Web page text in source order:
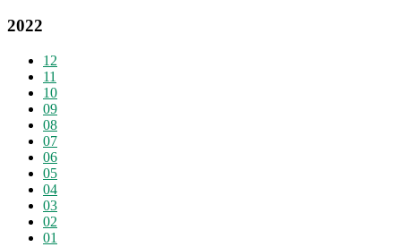
2022
12
11
10
09
08
07
06
05
04
03
02
01